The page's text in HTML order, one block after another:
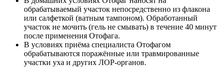
обрабатываемый участок непосредственно из флакона
или салфеткой (ватным тампоном). Обработанный
участок не мочить (гель не смывать) в течение 40 минут
после применения Отофага.
В условиях приёма специалиста Отофагом
обрабатываются поражённые или травмированные
участки уха и других ЛОР-органов.